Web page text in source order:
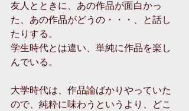
友人とときに、あの作品が面白かっ
た、あの作品がどうの・・・、と話し
たりする。
学生時代とは違い、単純に作品を楽し
んでいる。
大学時代は、作品論ばかりやっていた
ので、純粋に味わうというより、どこ